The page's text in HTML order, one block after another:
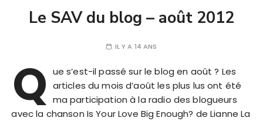
Le SAV du blog – août 2012
IL Y A 14 ANS
Q ue s’est-il passé sur le blog en août ? Les
articles du mois d’août les plus lus ont été
ma participation à la radio des blogueurs
avec la chanson Is Your Love Big Enough? de Lianne La